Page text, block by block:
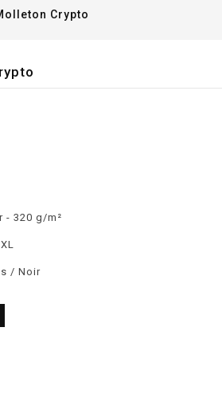
Crypto
- 320 g/m²
/ Noir